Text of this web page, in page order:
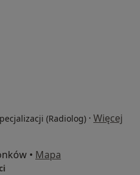
(Radiolog) · Więcej
• Mapa